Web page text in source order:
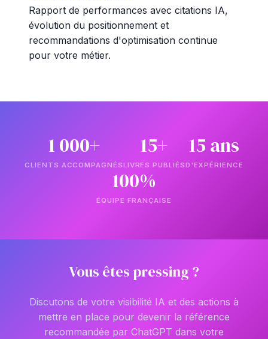
Rapport de performances avec citations IA,
évolution du positionnement et
recommandations d'optimisation continue
pour votre métier.
1 000+
CLIENTS ACCOMPAGNÉS
15+
LIVRES PUBLIÉS
15 ans
D'EXPÉRIENCE
100%
ÉQUIPE FRANÇAISE
Vous êtes pressing ?
Discutons de votre visibilité IA et des actions à
mettre en place pour devenir la référence
recommandée par ChatGPT dans votre